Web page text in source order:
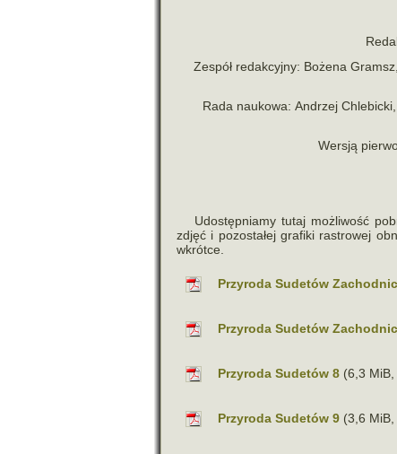
Zespół redak­cyjny: Bożena
Rada naukowa: Andrzej
Wersją
Udostępniamy tutaj moż­li­wość
zdjęć i pozo­sta­łej gra­fiki rastro­wej
wkrótce.
Przyroda Sudetów
Przyroda Sudetów
Przyroda Sudetów 8 (6,3
Przyroda Sudetów 9 (3,6